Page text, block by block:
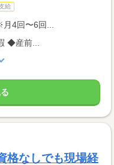
給
4回〜6回...
◆産前...
格なしでも現場経